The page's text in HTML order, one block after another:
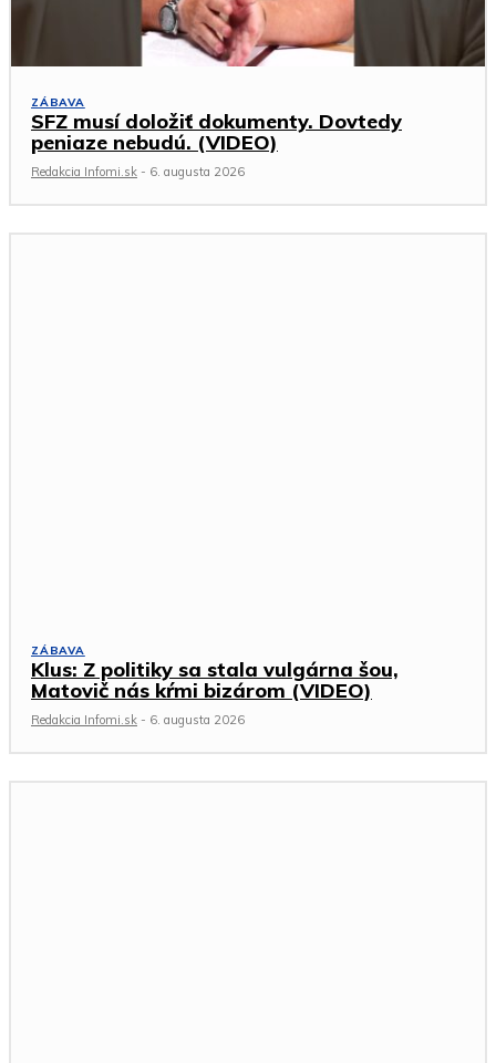
ZÁBAVA
SFZ musí doložiť dokumenty. Dovtedy
peniaze nebudú. (VIDEO)
Redakcia Infomi.sk - 6. augusta 2026
ZÁBAVA
Klus: Z politiky sa stala vulgárna šou,
Matovič nás kŕmi bizárom (VIDEO)
Redakcia Infomi.sk - 6. augusta 2026